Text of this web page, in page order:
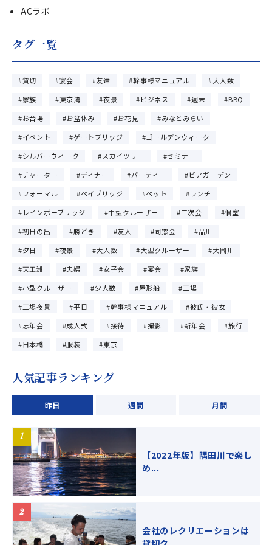
ACラボ
タグ一覧
貸切 宴会 友達 幹事様マニュアル
大人数
家族
東京湾 夜景 ビジネス 週末
BBQ
お台場
お盆休み お花見
みなとみらい
イベント
ゲートブリッジ
ゴールデンウィーク
シルバーウィーク
スカイツリー
セミナー
チャーター
ディナー パーティー
ビアガーデン
フォーマル
ベイブリッジ ペット
ランチ
レインボーブリッジ
中型クルーザー 二次会
個室
初日の出
勝どき 友人 同窓会
品川
夕日
夜景 大人数 大型クルーザー
大岡川
天王洲
夫婦 女子会 宴会
家族
小型クルーザー
少人数 屋形船
工場
工場夜景
平日 幹事様マニュアル
彼氏・彼女
忘年会
成人式 接待 撮影 新年会
旅行
日本橋
服装 東京
人気記事ランキング
昨日 週間 月間
【2022年版】隅田川で楽し
め...
会社のレクリエーションは